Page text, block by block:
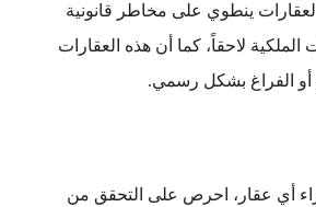
ينطوي على مخاطر قانونية
الملكية لاحقاً، كما أن هذه العقارات
أو الفراغ بشكل رسمي.
أي عقار، احرص على التحقق من